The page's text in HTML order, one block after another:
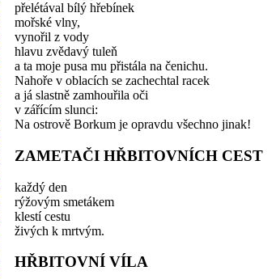
přelétával bílý hřebínek
mořské vlny,
vynořil z vody
hlavu zvědavý tuleň
a ta moje pusa mu přistála na čenichu.
Nahoře v oblacích se zachechtal racek
a já slastně zamhouřila oči
v zářícím slunci:
Na ostrově Borkum je opravdu všechno jinak!
ZAMETAČI HŘBITOVNÍCH CEST
každý den
rýžovým smetákem
klestí cestu
živých k mrtvým.
HŘBITOVNÍ VÍLA